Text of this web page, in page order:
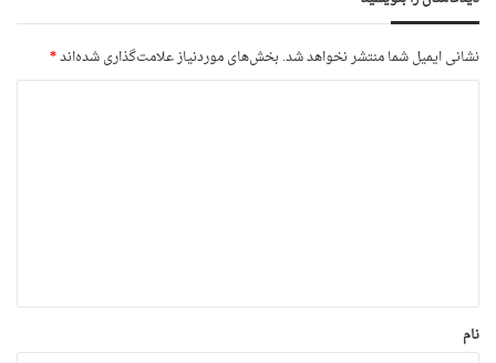
نشانی ایمیل شما منتشر نخواهد شد.بخش‌های موردنیاز علامت‌گذاری شده‌اند*
نام